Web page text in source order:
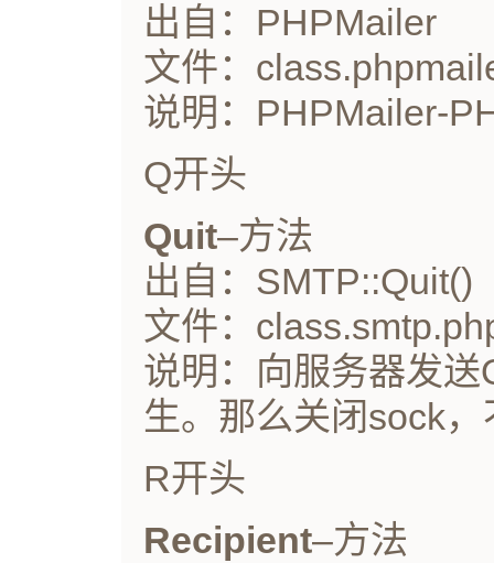
出自：PHPMailer
文件：
说明：PHPMailer-
Q开头
Quit–方法
出自：SMTP::Quit()
文件：
说明：向服务器发
生。那么关闭sock
R开头
Recipient–方法